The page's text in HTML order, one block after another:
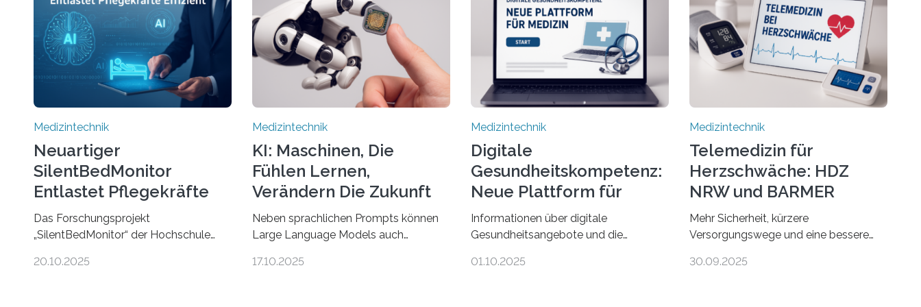
Medizintechnik
Neuartiger
SilentBedMonitor
Entlastet Pflegekräfte
Effizient
Das Forschungsprojekt
„SilentBedMonitor“ der Hochschule
Zusammenarbeit mit der Berliner
20.10.2025
Medizintechnik
KI: Maschinen, Die
Fühlen Lernen,
Verändern Die Zukunft
Neben sprachlichen Prompts können
Large Language Models auch
interpretieren und daran angepasst
17.10.2025
Medizintechnik
Digitale
Gesundheitskompetenz:
Neue Plattform für
Medizin
Informationen über digitale
Gesundheitsangebote und die
viele im Internet – doch wie findet man
01.10.2025
Medizintechnik
Telemedizin für
Herzschwäche: HDZ
NRW und BARMER
Kooperieren
Mehr Sicherheit, kürzere
Versorgungswege und eine bessere
rücken das Herz- und
30.09.2025